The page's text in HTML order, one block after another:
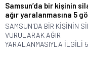
Samsun’da bir kişinin
ağır yaralanmasına 5
SAMSUN'DA BİR KİŞİNİN
VURULARAK AĞIR
YARALANMASIYLA İLGİLİ